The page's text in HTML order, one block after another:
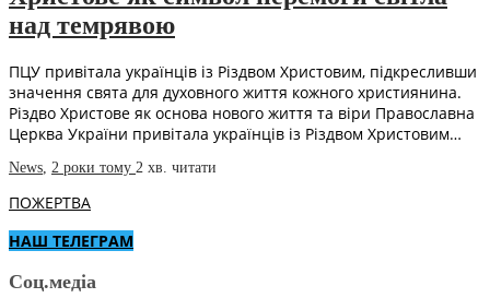
над темрявою
ПЦУ привітала українців із Різдвом Христовим, підкресливши
значення свята для духовного життя кожного християнина.
Різдво Христове як основа нового життя та віри Православна
Церква України привітала українців із Різдвом Христовим…
News, 2 роки тому 2 хв. читати
ПОЖЕРТВА
НАШ ТЕЛЕГРАМ
Соц.медіа